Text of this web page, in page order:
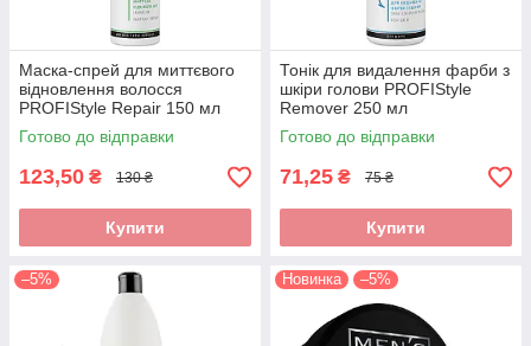
Маска-спрей для миттєвого
відновлення волосся
PROFIStyle Repair 150 мл
Готово до відправки
123,50 ₴ 130 ₴
Купити
Тонік для видалення фарби з
шкіри голови PROFIStyle
Remover 250 мл
Готово до відправки
71,25 ₴ 75 ₴
Купити
–5% Новинка –5%